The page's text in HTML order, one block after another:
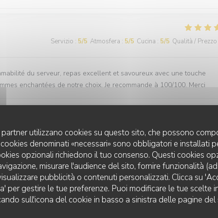
utilizzano cookies su questo sito, che possono
denominati «necessari» sono obbligatori e installati
opzionali richiedono il tuo consenso. Questi cookies
misurare l'audience del sito, fornire funzionalità
pubblicità o contenuti personalizzati. Clicca su
per gestire le tue preferenze. Puoi modificare le tue scelte
sull'icona del cookie in basso a sinistra delle pagine del
Servizio : 5/5 Atmosfera : 5/5 Cucina : 5/5 Qualità / Prezzo
du serveur, repas excellent et savoureux avec une touche
enchantées de notre choix. Je recommande à 100/100. Merci
Servizio: 5/5 Atmosfera: 5/5 Cucina: 5/5 Qualità / Prezzo
The service is great and we always feel welcomed. Anytime